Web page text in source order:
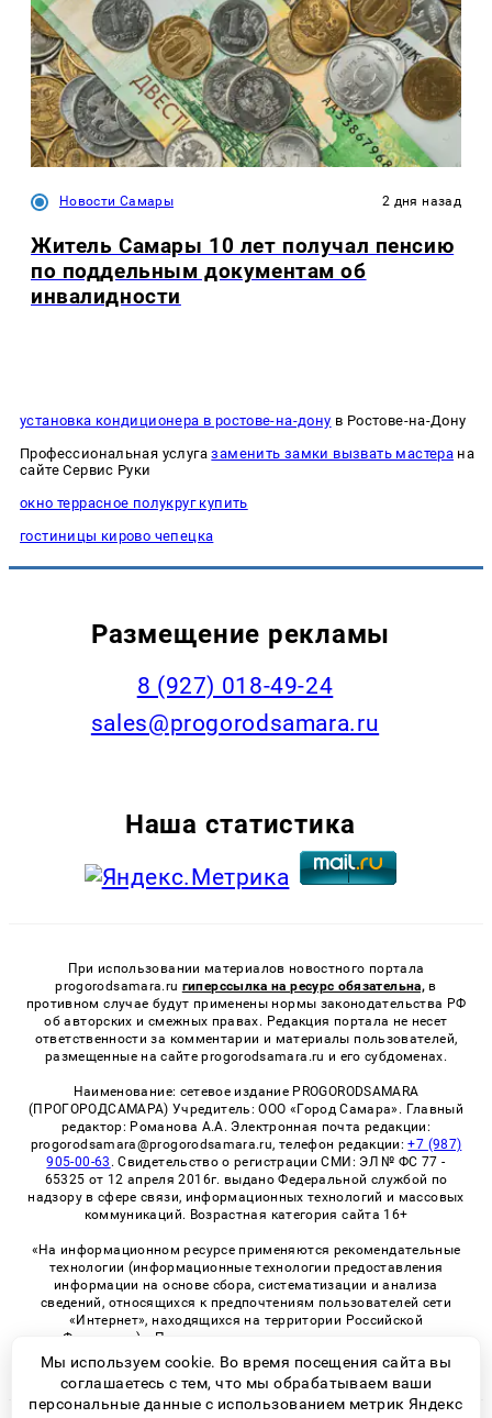
Новости Самары 2 дня назад
Житель Самары 10 лет получал пенсию
по поддельным документам об
инвалидности
установка кондиционера в ростове-на-дону в Ростове-на-Дону
Профессиональная услугазаменить замки вызвать мастера на
сайте Сервис Руки
окно террасное полукруг купить
гостиницы кирово чепецка
Размещение рекламы
8 (927) 018-49-24
sales@progorodsamara.ru
Наша статистика
При использовании материалов новостного портала
progorodsamara.ru гиперссылка на ресурс обязательна, в
противном случае будут применены нормы законодательства РФ
об авторских и смежных правах. Редакция портала не несет
ответственности за комментарии и материалы пользователей,
размещенные на сайте progorodsamara.ru и его субдоменах.
Наименование: сетевое издание PROGORODSAMARA
(ПРОГОРОДСАМАРА) Учредитель: ООО «Город Самара». Главный
редактор: Романова А.А. Электронная почта редакции:
progorodsamara@progorodsamara.ru, телефон редакции:+7 (987)
905-00-63 . Свидетельство о регистрации СМИ: ЭЛ № ФС 77 -
65325 от 12 апреля 2016г. выдано Федеральной службой по
надзору в сфере связи, информационных технологий и массовых
коммуникаций. Возрастная категория сайта 16+
«На информационном ресурсе применяются рекомендательные
технологии (информационные технологии предоставления
информации на основе сбора, систематизации и анализа
сведений, относящихся к предпочтениям пользователей сети
«Интернет», находящихся на территории Российской
Федерации)». Правила применения рекомендательных
технологий в виджетах рекламно-обменной сети
«СМИ2» (PDF)
Мы используем cookie. Во время посещения сайта вы
соглашаетесь с тем, что мы обрабатываем ваши
персональные данные с использованием метрик Яндекс